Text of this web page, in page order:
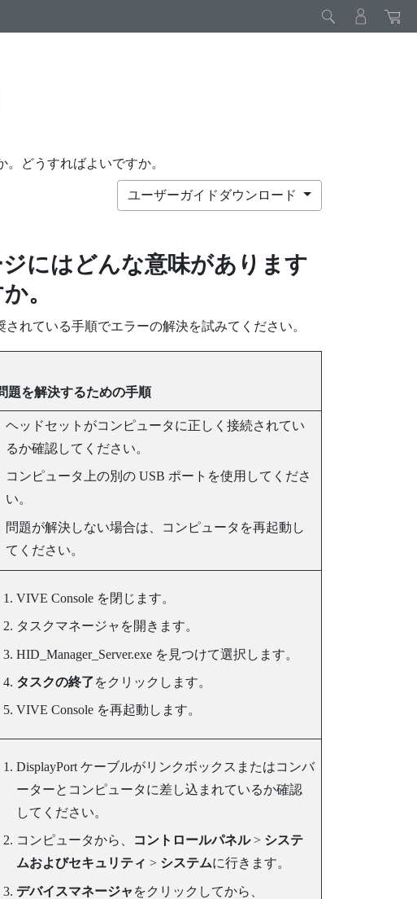
どうすればよいですか。
ユーザーガイドダウンロード
にはどんな意味があります
。
れている手順でエラーの解決を試みてください。
題を解決するための手順
ヘッドセットがコンピュータに正しく接続されてい
るか確認してください。
コンピュータ上の別の USB ポートを使用してくださ
い。
問題が解決しない場合は、コンピュータを再起動し
てください。
VIVE Consoleを閉じます。
タスクマネージャを開きます。
HID_Manager_Server.exeを見つけて選択します。
タスクの終了をクリックします。
VIVE Consoleを再起動します。
DisplayPortケーブルがリンクボックスまたはコンバ
ーターとコンピュータに差し込まれているか確認
してください。
コンピュータから、 コントロールパネル> システ
ムおよびセキュリティ > システムに行きます。
デバイスマネージャ をクリックしてから、